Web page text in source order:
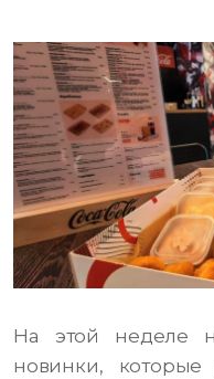
На этой неделе
новинки,